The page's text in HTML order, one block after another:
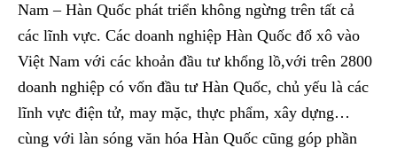
Nam – Hàn Quốc phát triển không ngừng trên tất cả
các lĩnh vực. Các doanh nghiệp Hàn Quốc đổ xô vào
Việt Nam với các khoản đầu tư khổng lồ,với trên 2800
doanh nghiệp có vốn đầu tư Hàn Quốc, chủ yếu là các
lĩnh vực điện tử, may mặc, thực phẩm, xây dựng…
cùng với làn sóng văn hóa Hàn Quốc cũng góp phần